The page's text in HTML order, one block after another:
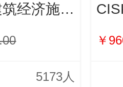
2021、2022建筑经济施工与管理（新）
5173人
￥